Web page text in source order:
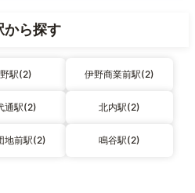
から探す
駅(2) 伊野商業前駅(2)
通駅(2) 北内駅(2)
地前駅(2) 鳴谷駅(2)